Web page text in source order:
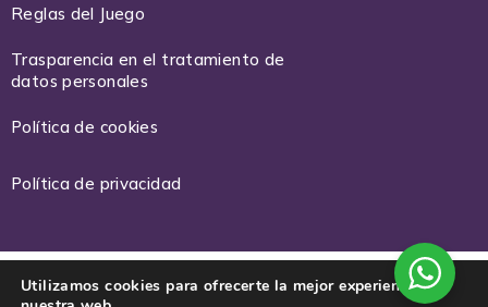
Reglas del Juego
Trasparencia en el tratamiento de
datos personales
Política de cookies
Política de privacidad
Utilizamos cookies para ofrecerte la mejor experiencia en